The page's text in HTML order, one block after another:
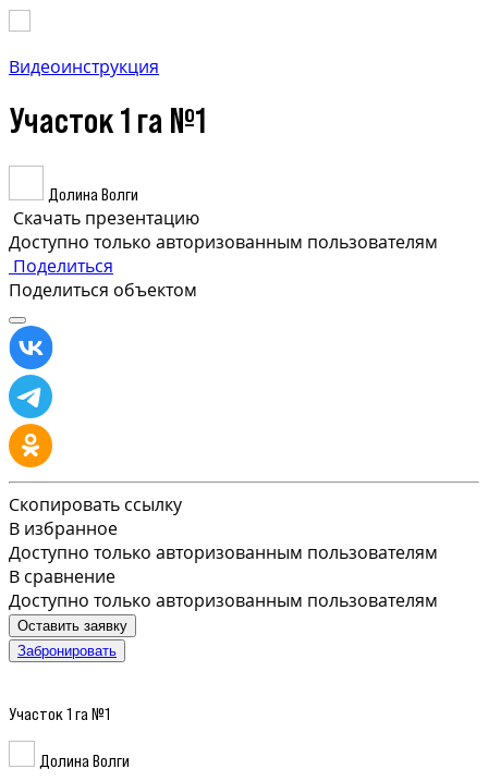
Видеоинструкция
Участок 1 га №1
Долина Волги
Скачать презентацию
Доступно только авторизованным пользователям
Поделиться
Поделиться объектом
Скопировать ссылку
В избранное
Доступно только авторизованным пользователям
В сравнение
Доступно только авторизованным пользователям
Оставить заявку
Забронировать
Участок 1 га №1
Долина Волги